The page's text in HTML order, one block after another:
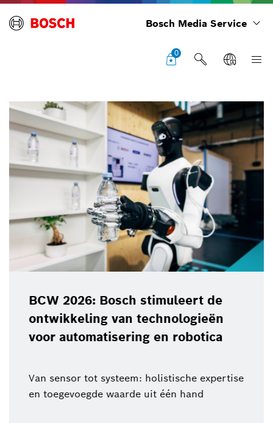
Bosch Media Service
0
BCW 2026: Bosch stimuleert de
ontwikkeling van technologieën
voor automatisering en robotica
Van sensor tot systeem: holistische expertise
en toegevoegde waarde uit één hand